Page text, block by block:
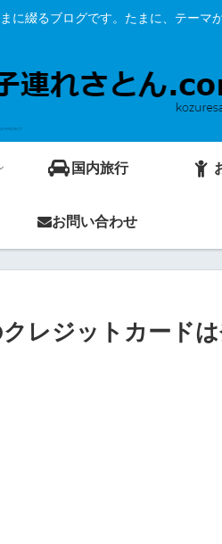
綴るブログです。たまに、テーマ
国内旅行
お問い合わせ
レジットカード